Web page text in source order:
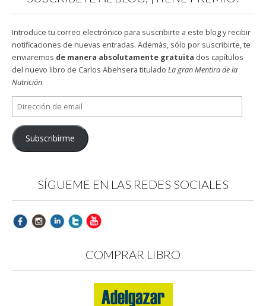
Introduce tu correo electrónico para suscribirte a este blog y recibir
notificaciones de nuevas entradas. Además, sólo por suscribirte, te
enviaremos de manera absolutamente gratuita dos capítulos
del nuevo libro de Carlos Abehsera titulado La gran Mentira de la
Nutrición.
Dirección
de
email
Subscribirme
SÍGUEME EN LAS REDES SOCIALES
COMPRAR LIBRO